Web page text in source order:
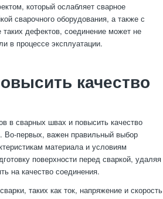
который ослабляет сварное
сварочного оборудования, а также с
дефектов, соединение может не
в процессе эксплуатации.
качество
в сварных швах и повысить качество
Во-первых, важен правильный выбор
материала и условиям
поверхности перед сваркой, удаляя
на качество соединения.
таких как ток, напряжение и скорость